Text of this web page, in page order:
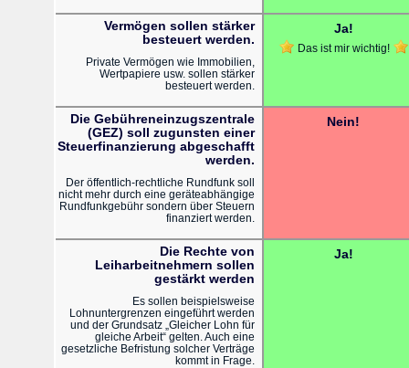
Vermögen sollen stärker
besteuert werden.
Private Vermögen wie Immobilien,
Wertpapiere usw. sollen stärker
besteuert werden.
Ja!
Das ist mir wichtig!
Die Gebühreneinzugszentrale
(GEZ) soll zugunsten einer
Steuerfinanzierung abgeschafft
werden.
Der öffentlich-rechtliche Rundfunk soll
nicht mehr durch eine geräteabhängige
Rundfunkgebühr sondern über Steuern
finanziert werden.
Nein!
Die Rechte von
Leiharbeitnehmern sollen
gestärkt werden
Es sollen beispielsweise
Lohnuntergrenzen eingeführt werden
und der Grundsatz „Gleicher Lohn für
gleiche Arbeit“ gelten. Auch eine
gesetzliche Befristung solcher Verträge
kommt in Frage.
Ja!